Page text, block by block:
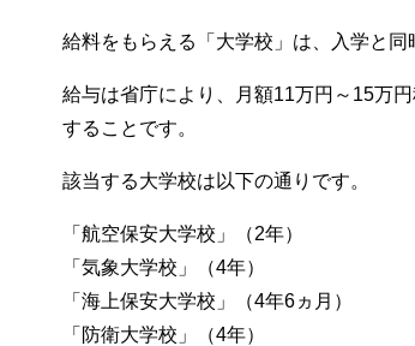
給料をもらえる「大学校」は、入学と同
給与は省庁により、月額11万円～15万
することです。
該当する大学校は以下の通りです。
「航空保安大学校」（2年）
「気象大学校」（4年）
「海上保安大学校」（4年6ヵ月）
「防衛大学校」（4年）